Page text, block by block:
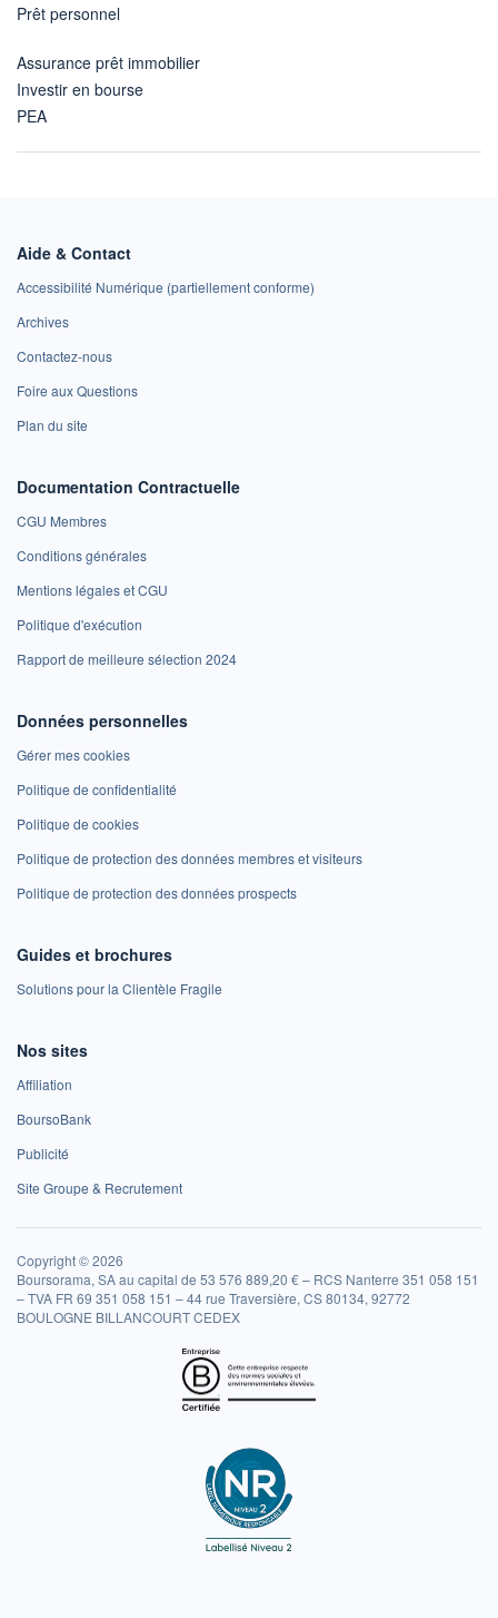
Prêt personnel
Assurance prêt immobilier
Investir en bourse
PEA
Aide & Contact
Accessibilité Numérique (partiellement conforme)
Archives
Contactez-nous
Foire aux Questions
Plan du site
Documentation Contractuelle
CGU Membres
Conditions générales
Mentions légales et CGU
Politique d'exécution
Rapport de meilleure sélection 2024
Données personnelles
Gérer mes cookies
Politique de confidentialité
Politique de cookies
Politique de protection des données membres et visiteurs
Politique de protection des données prospects
Guides et brochures
Solutions pour la Clientèle Fragile
Nos sites
Affiliation
BoursoBank
Publicité
Site Groupe & Recrutement
Copyright © 2026
Boursorama, SA au capital de 53 576 889,20 € – RCS Nanterre 351 058 151
– TVA FR 69 351 058 151 – 44 rue Traversière, CS 80134, 92772
BOULOGNE BILLANCOURT CEDEX